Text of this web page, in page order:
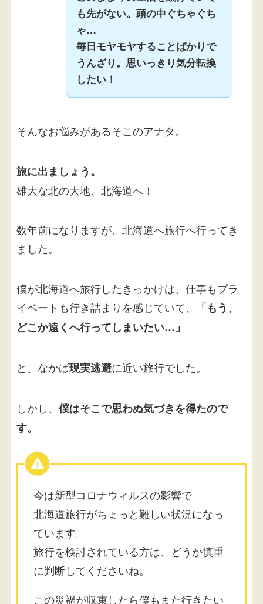
も先がない。頭の中ぐちゃぐち
ゃ…
毎日モヤモヤすることばかりで
うんざり。思いっきり気分転換
したい！
そんなお悩みがあるそこのアナタ。
旅に出ましょう。
雄大な北の大地、北海道へ！
数年前になりますが、北海道へ旅行へ行ってき
ました。
僕が北海道へ旅行したきっかけは、仕事もプラ
イベートも行き詰まりを感じていて、
「もう、
どこか遠くへ行ってしまいたい…」
と、なかば現実逃避に近い旅行でした。
しかし、 僕はそこで思わぬ気づきを得たので
す。
今は新型コロナウィルスの影響で
北海道旅行がちょっと難しい状況になっ
ています。
旅行を検討されている方は、どうか慎重
に判断してくださいね。
この災禍が収束したら僕もまた行きたい